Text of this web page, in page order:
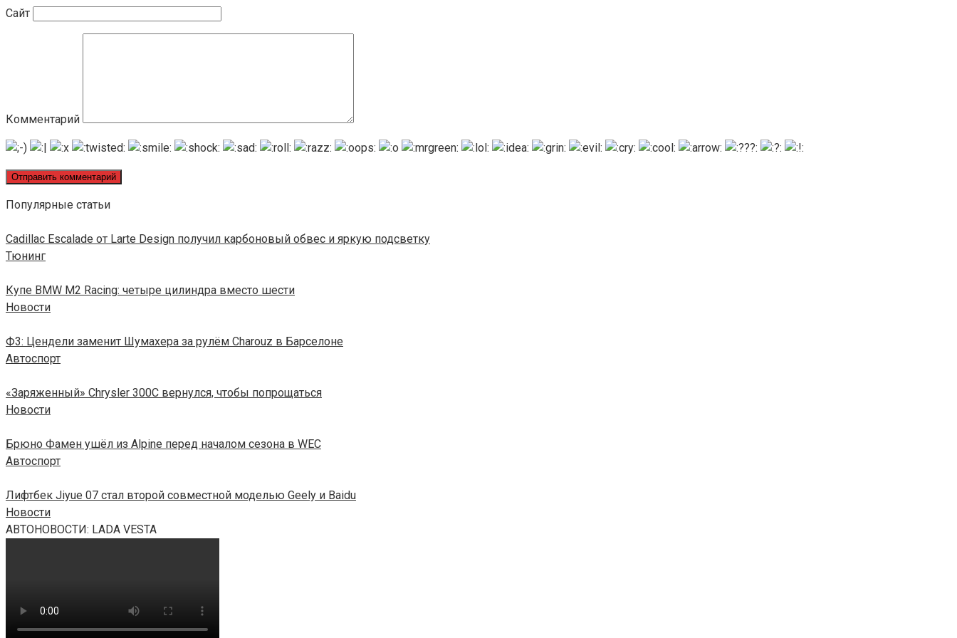
Сайт
Комментарий
Популярные статьи
Cadillac Escalade от Larte Design получил карбоновый обвес и яркую подсветку
Тюнинг
Купе BMW M2 Racing: четыре цилиндра вместо шести
Новости
Ф3: Цендели заменит Шумахера за рулём Charouz в Барселоне
Автоспорт
«Заряженный» Chrysler 300C вернулся, чтобы попрощаться
Новости
Брюно Фамен ушёл из Alpine перед началом сезона в WEC
Автоспорт
Лифтбек Jiyue 07 стал второй совместной моделью Geely и Baidu
Новости
АВТОНОВОСТИ: LADA VESTA